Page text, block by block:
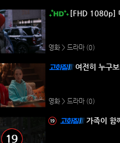
[FHD 1080p]
영화 > 드라마 (0)
여전히 누구
영화 > 드라마 (0)
가족이 함